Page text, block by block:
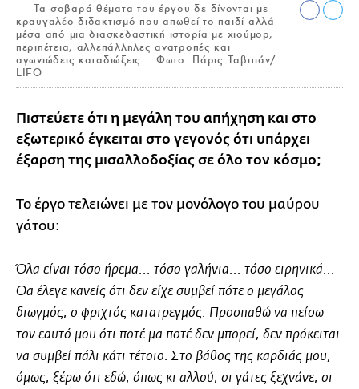
Τα σοβαρά θέματα του έργου δε δίνονται με
κραυγαλέο διδακτισμό που απωθεί το παιδί αλλά
μέσα από μια διασκεδαστική ιστορία με χιούμορ,
περιπέτεια, αλλεπάλληλες ανατροπές και
αγωνιώδεις καταδιώξεις... Φωτο: Πάρις Ταβιτιάν/
LIFO
Πιστεύετε ότι η μεγάλη του απήχηση και στο
εξωτερικό έγκειται στο γεγονός ότι υπάρχει
έξαρση της μισαλλοδοξίας σε όλο τον κόσμο;
Το έργο τελειώνει με τον μονόλογο του μαύρου
γάτου:
Όλα είναι τόσο ήρεμα... τόσο γαλήνια... τόσο ειρηνικά...
Θα έλεγε κανείς ότι δεν είχε συμβεί πότε ο μεγάλος
διωγμός, ο φριχτός κατατρεγμός. Προσπαθώ να πείσω
τον εαυτό μου ότι ποτέ μα ποτέ δεν μπορεί, δεν πρόκειται
να συμβεί πάλι κάτι τέτοιο. Στο βάθος της καρδιάς μου,
όμως, ξέρω ότι εδώ, όπως κι αλλού, οι γάτες ξεχνάνε, οι